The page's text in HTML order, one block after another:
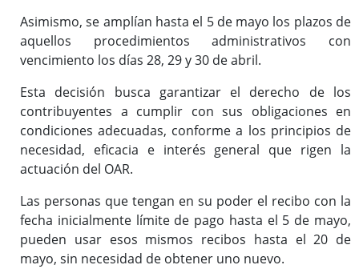
Asimismo, se amplían hasta el 5 de mayo los plazos de
aquellos procedimientos administrativos con
vencimiento los días 28, 29 y 30 de abril.
Esta decisión busca garantizar el derecho de los
contribuyentes a cumplir con sus obligaciones en
condiciones adecuadas, conforme a los principios de
necesidad, eficacia e interés general que rigen la
actuación del OAR.
Las personas que tengan en su poder el recibo con la
fecha inicialmente límite de pago hasta el 5 de mayo,
pueden usar esos mismos recibos hasta el 20 de
mayo, sin necesidad de obtener uno nuevo.